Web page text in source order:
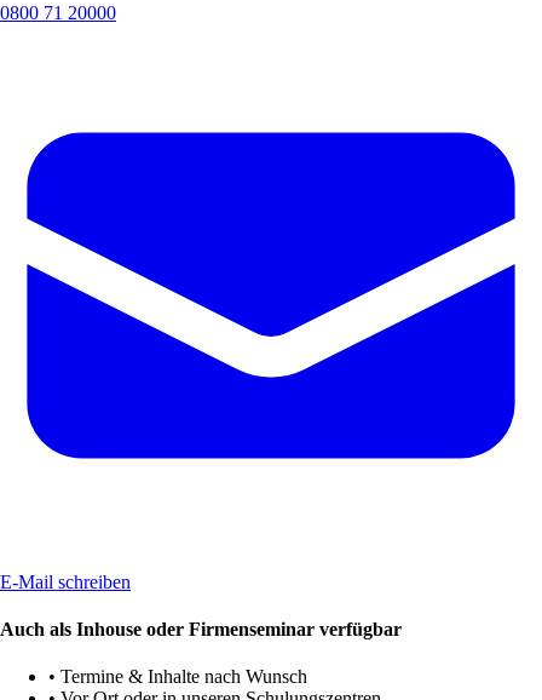
0800 71 20000
E-Mail schreiben
Auch als Inhouse oder Firmenseminar verfügbar
• Termine & Inhalte nach Wunsch